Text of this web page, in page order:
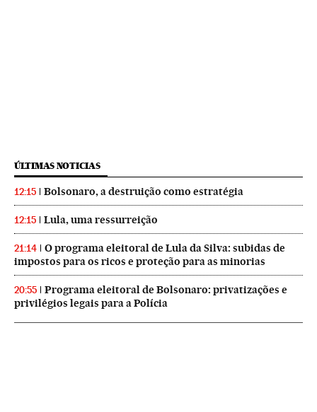
ÚLTIMAS NOTICIAS
12:15 Bolsonaro, a destruição como estratégia
12:15 Lula, uma ressurreição
21:14
O programa eleitoral de Lula da Silva: subidas de
impostos para os ricos e proteção para as minorias
20:55
Programa eleitoral de Bolsonaro: privatizações e
privilégios legais para a Polícia